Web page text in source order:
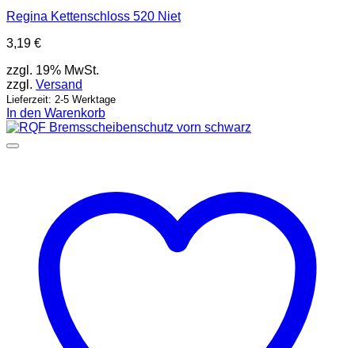
Regina Kettenschloss 520 Niet
3,19 €
zzgl. 19% MwSt.
zzgl. Versand
Lieferzeit: 2-5 Werktage
In den Warenkorb